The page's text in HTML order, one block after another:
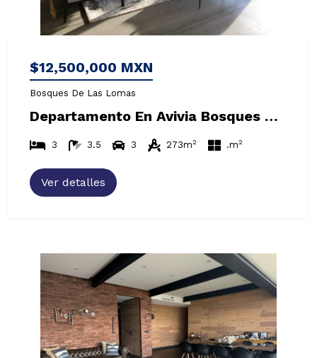
$12,500,000 MXN
Bosques De Las Lomas
Departamento En Avivia Bosques Amueblado, Bosques De Las Lomas
3 3.5 3 273m2 .m2
Ver detalles